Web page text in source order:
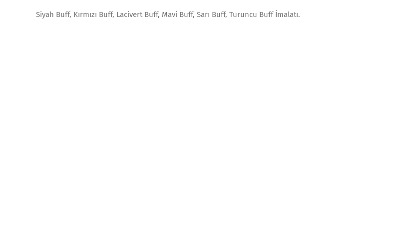
Siyah Buff, Kırmızı Buff, Lacivert Buff, Mavi Buff, Sarı Buff, Turuncu Buff İmalatı.